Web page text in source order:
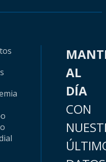
AL
DÍA
CON